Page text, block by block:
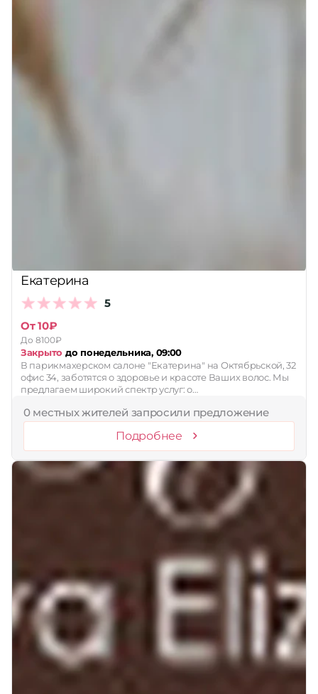
Екатерина
5
От 10₽
До 8100₽
Закрыто до понедельника, 09:00
В парикмахерском салоне "Екатерина" на Октябрьской, 32
офис 34, заботятся о здоровье и красоте Ваших волос. Мы
предлагаем широкий спектр услуг: о…
0 местных жителей запросили предложение
Подробнее